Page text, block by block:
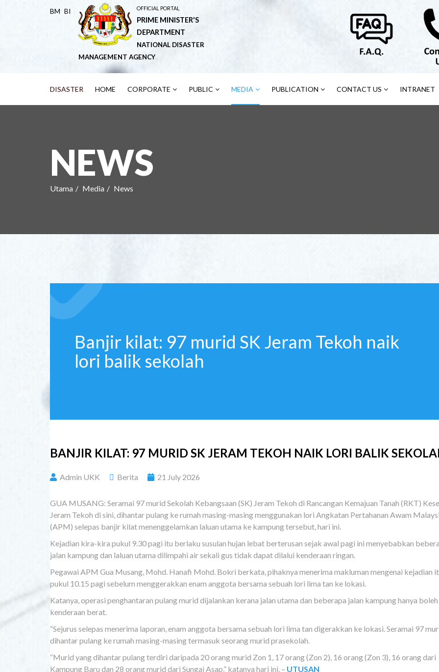
BM BI OFFICIAL PORTAL
PRIME MINISTER'S
DEPARTMENT
NATIONAL DISASTER
MANAGEMENT AGENCY
DISASTER HOME CORPORATE PUBLIC MEDIA PUBLICATION CONTACT US INTRANET
NEWS
Utama Media News
Banjir kilat: 97 murid SK Jeram Tekoh naik
lori balik sekolah
BANJIR KILAT: 97 MURID SK JERAM TEKOH NAIK LORI BALIK
Admin UKK Berita 21 July 2026
GUA MUSANG: Seramai 97 murid Sekolah Kebangsaan (SK) Jeram Tekoh di Rancangan Kemajuan Tanah (RKT)
Jeram Tekoh di sini, dihantar pulang ke rumah masing-masing menggunakan lori Angkatan Pertahanan Awam
(APM) selepas banjir kilat menenggelamkan laluan utama ke kampung tersebut, hari ini.
Kejadian kira-kira pukul 9.30 pagi itu berlaku susulan hujan lebat berterusan sejak awal pagi ini menyebabkan
jalan kampung dan laluan utama dilimpahi air sekali gus tidak dapat dilalui kenderaan ringan.
Pegawai APM Gua Musang, Mohd. Hanafi Mohd. Bokri berkata, pihaknya menerima makluman mengenai kejadian
pukul 10.15 pagi sebelum menggerakkan enam anggota bersama sebuah lori lima tan ke lokasi.
Katanya, operasi penghantaran pulang murid dijalankan kerana jalan utama dan beberapa jalan kampung hanya
kenderaan berat.
“Sejurus selepas menerima laporan, enam anggota bersama sebuah lori lima tan digerakkan ke lokasi. Seramai 97
dihantar pulang ke rumah masing-masing termasuk seorang murid prasekolah.
“Murid yang dihantar pulang terdiri daripada 20 orang murid Zon 1, 17 orang (Zon 2), 16 orang (Zon 3), 16 orang dari
Kampung Baru dan 28 orang murid dari Sungai Asap,” katanya hari ini. – UTUSAN